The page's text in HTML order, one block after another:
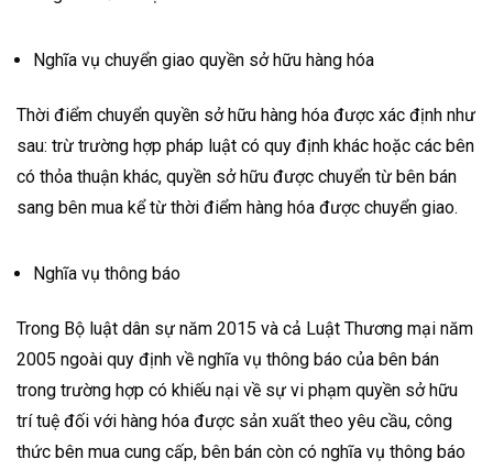
Nghĩa vụ chuyển giao quyền sở hữu hàng hóa
Thời điểm chuyển quyền sở hữu hàng hóa được xác định như
sau: trừ trường hợp pháp luật có quy định khác hoặc các bên
có thỏa thuận khác, quyền sở hữu được chuyển từ bên bán
sang bên mua kể từ thời điểm hàng hóa được chuyển giao.
Nghĩa vụ thông báo
Trong Bộ luật dân sự năm 2015 và cả Luật Thương mại năm
2005 ngoài quy định về nghĩa vụ thông báo của bên bán
trong trường hợp có khiếu nại về sự vi phạm quyền sở hữu
trí tuệ đối với hàng hóa được sản xuất theo yêu cầu, công
thức bên mua cung cấp, bên bán còn có nghĩa vụ thông báo